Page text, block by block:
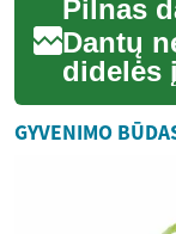
Dantų
didelės
bendrai
GYVENIMO